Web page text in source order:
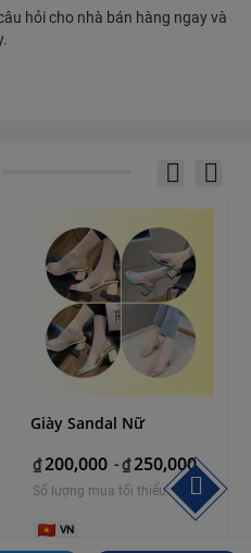
hỏi cho nhà bán hàng ngay và
Giày Sandal Nữ
₫200,000 -₫250,000
Số lượng mua tối thiểu: 1
VN